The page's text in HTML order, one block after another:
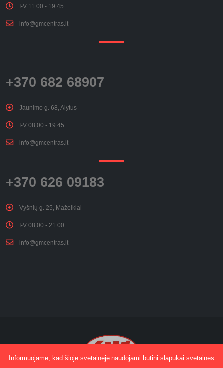
I-V 11:00 - 19:45
info@gmcentras.lt
+370 682 68907
Jaunimo g. 68, Alytus
I-V 08:00 - 19:45
info@gmcentras.lt
+370 626 09183
Vyšnių g. 25, Mažeikiai
I-V 08:00 - 21:00
info@gmcentras.lt
Informuojame, kad šioje svetainėje naudojami būtini slapukai svetainės